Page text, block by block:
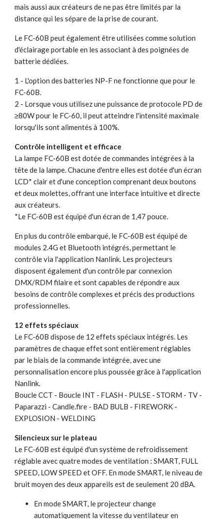
mais aussi aux créateurs de ne pas être limités par la
distance qui les sépare de la prise de courant.
Le FC-60B peut également être utilisées comme solution
d'éclairage portable en les associant à des poignées de
batterie dédiées.
1 - L'option des batteries NP-F ne fonctionne que pour le
FC-60B.
2 - Lorsque vous utilisez une puissance de protocole PD de
≥80W pour le FC-60, il peut atteindre l'intensité maximale
lorsqu'ils sont alimentés à 100%.
Contrôle intelligent et efficace
La lampe FC-60B est dotée de commandes intégrées à la
tête de la lampe. Chacune d'entre elles est dotée d'un écran
LCD* clair et d'une conception comprenant deux boutons
et deux molettes, offrant une interface intuitive et directe
aux créateurs.
*Le FC-60B est équipé d'un écran de 1,47 pouce.
En plus du contrôle embarqué, le FC-60B est équipé de
modules 2.4G et Bluetooth intégrés, permettant le
contrôle via l'application Nanlink. Les projecteurs
disposent également d'un contrôle par connexion
DMX/RDM filaire et sont capables de répondre aux
besoins de contrôle complexes et précis des productions
professionnelles.
12 effets spéciaux
Le FC-60B dispose de 12 effets spéciaux intégrés. Les
paramètres de chaque effet sont entièrement réglables
par le biais de la commande intégrée, avec une
personnalisation encore plus poussée grâce à l'application
Nanlink.
Boucle CCT - Boucle INT - FLASH - PULSE - STORM - TV -
Paparazzi - Candle.fire - BAD BULB - FIREWORK -
EXPLOSION - WELDING
Silencieux sur le plateau
Le FC-60B est équipé d'un système de refroidissement
réglable avec quatre modes de ventilation : SMART, FULL
SPEED, LOW SPEED et OFF. En mode SMART, le niveau de
bruit moyen des deux appareils est de seulement 20 dBA.
En mode SMART, le projecteur change
automatiquement la vitesse du ventilateur en